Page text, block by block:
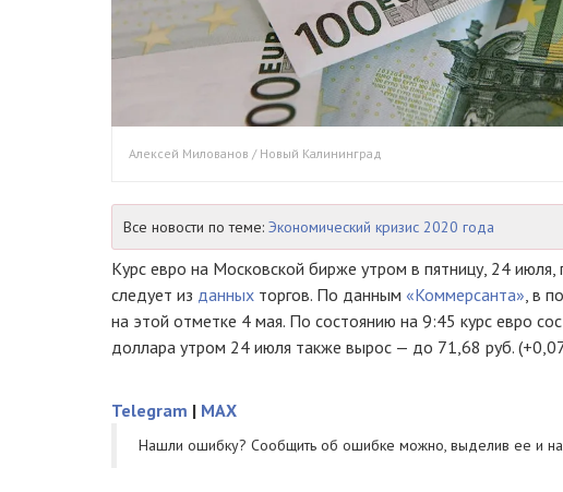
Алексей Милованов / Новый Калининград
Все новости по теме: Экономический кризис 2020 года
Курс евро на Московской бирже утром в пятницу, 24 июля,
следует из данных торгов. По данным «Коммерсанта» , в
на этой отметке 4 мая. По состоянию на 9:45 курс евро
доллара утром 24 июля также вырос — до 71,68 руб.
Telegram | MAX
Нашли ошибку? Cообщить об ошибке можно, выделив ее и